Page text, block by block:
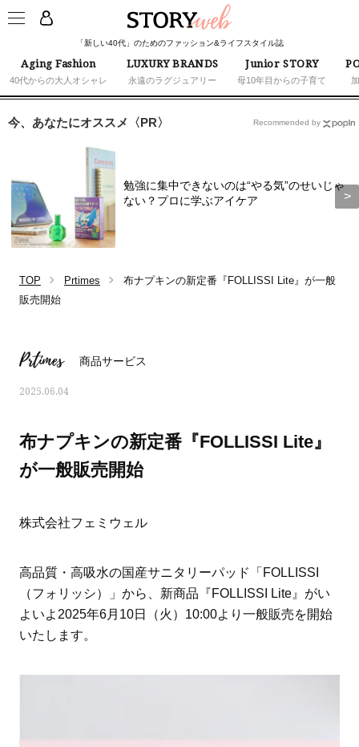
「新しい40代」のためのファッション&ライフスタイル誌
Aging Fashion
40代からの大人オシャレ
LUXURY BRANDS
永遠のラグジュアリー
Junior STORY
母10年目からの子育て
ママとパパに贈る「ジェンダーレ
今、あなたにオススメ〈PR〉
勉強に集中できないのは“やる気”のせいじゃ
ない？プロに学ぶアイケア
Recommended by
TOP Prtimes
布ナプキンの新定番『FOLLISSI Lite』が一般
販売開始
Prtimes 商品サービス
2025.06.04
布ナプキンの新定番『FOLLISSI Lite』
が一般販売開始
株式会社フェミウェル
高品質・高吸水の国産サニタリーパッド「FOLLISSI
（フォリッシ）」から、新商品『FOLLISSI Lite』がい
よいよ2025年6月10日（火）10:00より一般販売を開始
いたします。